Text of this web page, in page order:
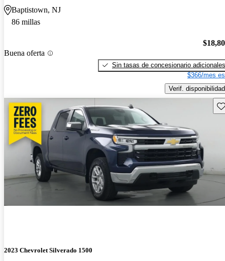
Baptistown, NJ
86 millas
Buena oferta
Sin tasas de concesionario adicionales
$366/mes
Verif. disponibilidad
2023 Chevrolet Silverado 1500